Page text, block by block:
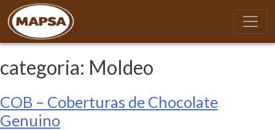
categoria: Moldeo
COB – Coberturas de Chocolate
Genuino